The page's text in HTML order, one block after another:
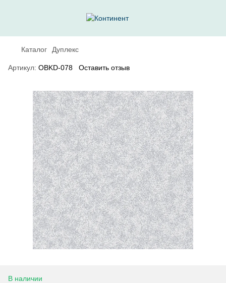
Каталог Дуплекс
Артикул: OBKD-078 Оставить отзыв
В наличии